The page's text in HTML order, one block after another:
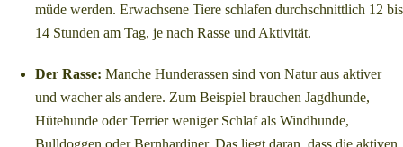
müde werden. Erwachsene Tiere schlafen durchschnittlich 12 bis
14 Stunden am Tag, je nach Rasse und Aktivität.
Der Rasse: Manche Hunderassen sind von Natur aus aktiver
und wacher als andere. Zum Beispiel brauchen Jagdhunde,
Hütehunde oder Terrier weniger Schlaf als Windhunde,
Bulldoggen oder Bernhardiner. Das liegt daran, dass die aktiven